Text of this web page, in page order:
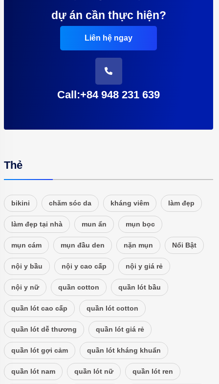
dự án cần thực hiện?
Liên hệ ngay
Call:+84 948 231 639
Thẻ
bikini chăm sóc da kháng viêm làm đẹp
làm đẹp tại nhà mun ẩn mụn bọc
mụn cám mụn đầu den nặn mụn Nổi Bật
nội y bầu nội y cao cấp nội y giá rẻ
nội y nữ quần cotton quần lót bầu
quần lót cao cấp quần lót cotton
quần lót dễ thương quần lót giá rẻ
quần lót gợi cảm quần lót kháng khuẩn
quần lót nam quần lót nữ quần lót ren